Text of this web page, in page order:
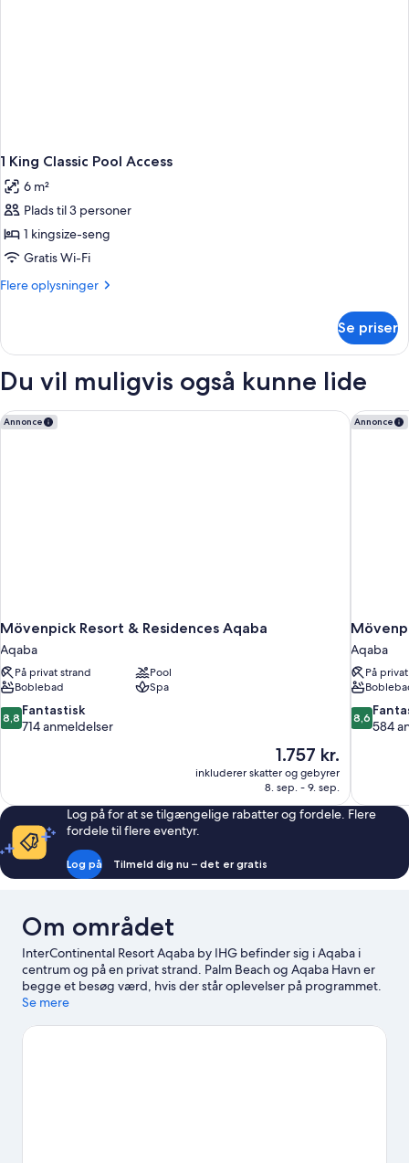
1 King Classic Pool Access
6 m²
Plads til 3 personer
1 kingsize-seng
Gratis Wi-Fi
Flere oplysninger
Flere
King
Pool
Se priser
Du vil muligvis også kunne lide
Annonce
Mövenpick Resort & Residences Aqaba
Aqaba
På privat strand
Pool
Boblebad
Spa
8.8
ud
714
anmeldelser
8,8 Fantastisk
714 anmeldelser
Prisen
er
1.757 kr.
1.757 kr.
inkluderer skatter og gebyrer
8. sep. - 9. sep.
Mövenpick Resort & Residences Aqaba Annonce
Aqaba
På
8.6
ud
584
8,6
584
Log på for at se tilgængelige rabatter og fordele. Flere
fordele til flere eventyr.
Log på Tilmeld dig nu – det er gratis
Om området
InterContinental Resort Aqaba by IHG befinder sig i Aqaba i
centrum og på en privat strand. Palm Beach og Aqaba Havn er
begge et besøg værd, hvis der står oplevelser på programmet.
Er du mere interesseret i stedets natur, kan du med fordel
kigge forbi Aqaba og Coral Beach Naturreservat. Vil du gerne
Se mere